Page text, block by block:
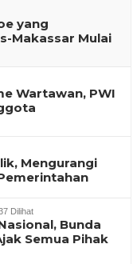
yang
Makassar Mulai
Wartawan, PWI
Mengurangi
Dilihat
Bunda
Semua Pihak